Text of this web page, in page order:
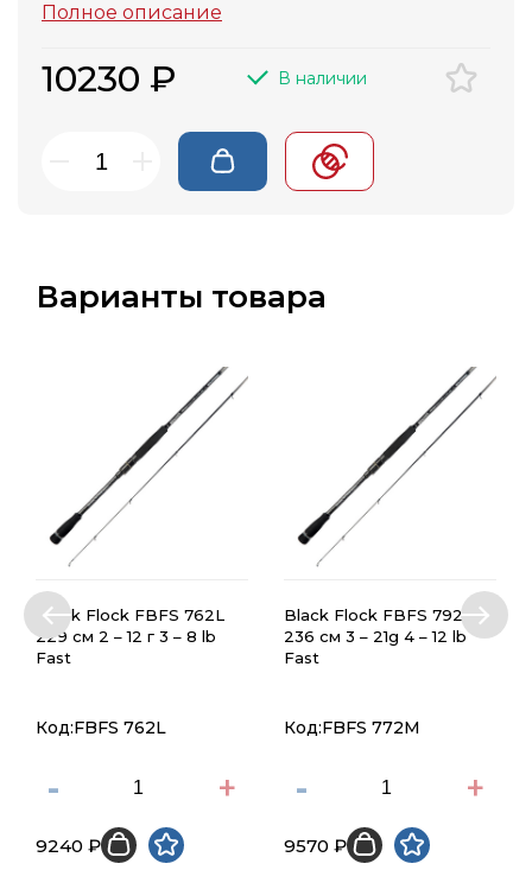
заброс и экстра-фастовый строй.
Полное описание
10230 ₽ В наличии
Варианты товара
Black Flock FBFS 762L
229 см 2 – 12 г 3 – 8 lb
Fast
Код:FBFS 762L
- +
9240 ₽
Black Flock FBFS 792ML
236 см 3 – 21g 4 – 12 lb
Fast
Код:FBFS 772M
- +
9570 ₽